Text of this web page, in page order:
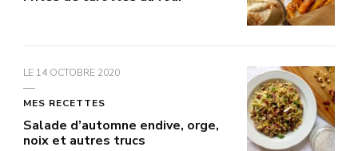
LE 14 OCTOBRE 2020
MES RECETTES
Salade d’automne endive, orge,
noix et autres trucs